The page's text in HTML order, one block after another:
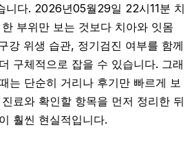
니다. 2026년05월29일 22시11분 치
부위만 보는 것보다 치아와 잇몸
강 위생 습관, 정기검진 여부를 함께
구체적으로 잡을 수 있습니다. 그래
는 단순히 거리나 후기만 빠르게 보
료와 확인할 항목을 먼저 정리한 뒤
훨씬 현실적입니다.